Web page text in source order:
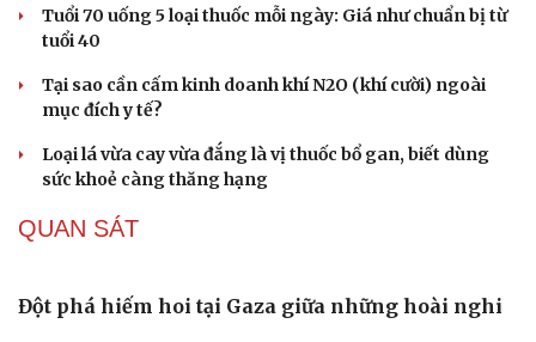
Thôn có 95% đồng bào dân tộc Dao ở Lào Cai được công
nhận "Thôn số"
Bộ Y tế chấn chỉnh hoạt động kinh doanh dược liệu
không rõ nguồn gốc
Xác minh làm rõ video bảo mẫu đánh, bắn dây thun vào
chân trẻ mầm non ở TP.HCM
Sơn La đẩy nhanh hoàn thiện các trường liên cấp vùng
SỨC KHỎE